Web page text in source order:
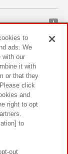
ポリシー
針と検証結果
・お問い合わせ
to
ads. We
with our
it with
or that they
click
and
right to opt
to
out